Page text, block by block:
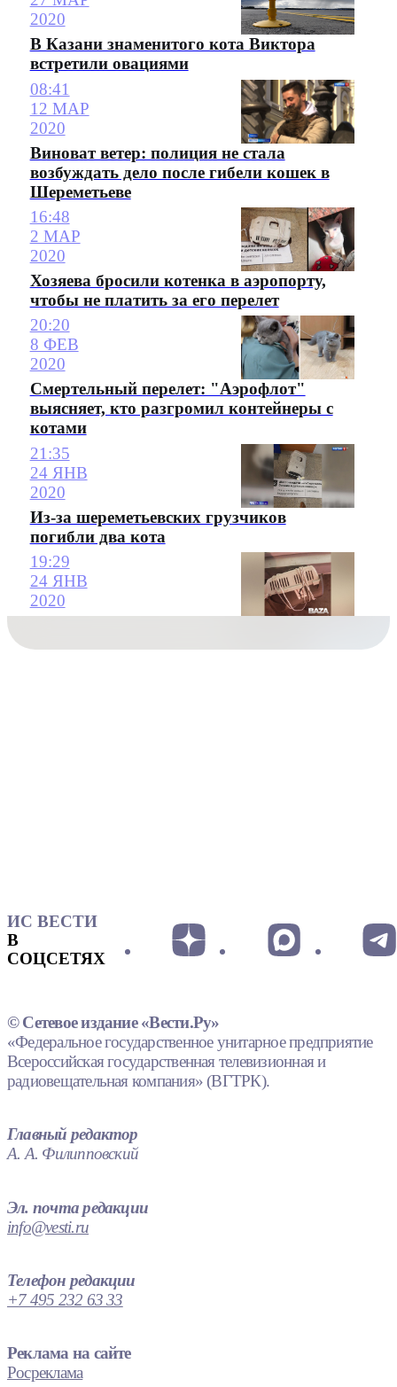
2020
В Казани знаменитого кота Виктора
встретили овациями
08:41
12 МАР
2020
Виноват ветер: полиция не стала
возбуждать дело после гибели кошек в
Шереметьеве
16:48
2 МАР
2020
Хозяева бросили котенка в аэропорту,
чтобы не платить за его перелет
20:20
8 ФЕВ
2020
Смертельный перелет: "Аэрофлот"
выясняет, кто разгромил контейнеры с
котами
21:35
24 ЯНВ
2020
Из-за шереметьевских грузчиков
погибли два кота
19:29
24 ЯНВ
2020
ИС ВЕСТИ
В
СОЦСЕТЯХ
© Сетевое издание «Вести.Ру»
«Федеральное государственное унитарное предприятие
Всероссийская государственная телевизионная и
радиовещательная компания» (ВГТРК).
Главный редактор
А. А. Филипповский
Эл. почта редакции
info@vesti.ru
Телефон редакции
+7 495 232 63 33
Реклама на сайте
Росреклама